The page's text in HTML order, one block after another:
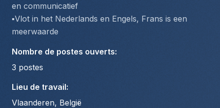
en communicatief
▪️Vlot in het Nederlands en Engels, Frans is een
meerwaarde
Nombre de postes ouverts:
3 postes
Lieu de travail:
Vlaanderen, België